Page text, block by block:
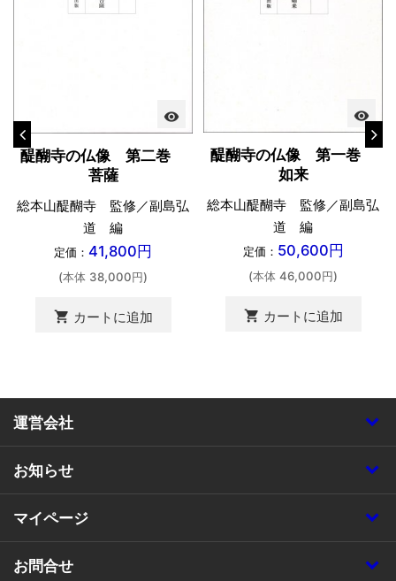
visibility
醍醐寺の仏像 第二巻
菩薩
総本山醍醐寺 監修／副島弘
道 編
定価： 41,800円
(本体 38,000円)
shopping_cart カートに追加
visibility
醍醐寺の仏像 第一巻
如来
総本山醍醐寺 監修／副島弘
道 編
定価： 50,600円
(本体 46,000円)
shopping_cart カートに追加
運営会社
お知らせ
マイページ
お問合せ